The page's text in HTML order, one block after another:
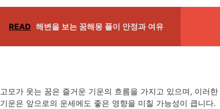
READ 해변을 보는 꿈해몽 풀이 안정과 여유
고모가 웃는 꿈은 즐거운 기운의 흐름을 가지고 있으며, 이러한
기운은 앞으로의 운세에도 좋은 영향을 미칠 가능성이 큽니다.